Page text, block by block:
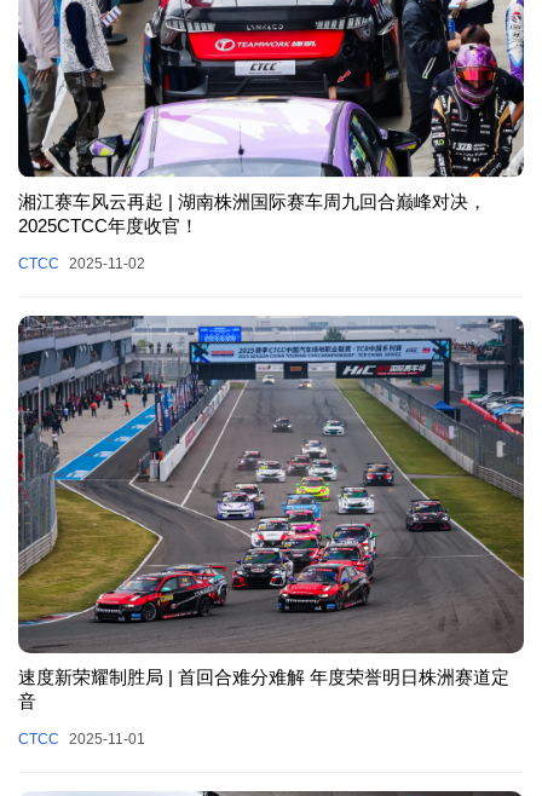
湘江赛车风云再起 | 湖南株洲国际赛车周九回合巅峰对决，
2025CTCC年度收官！
CTCC 2025-11-02
速度新荣耀制胜局 | 首回合难分难解 年度荣誉明日株洲赛道定
音
CTCC 2025-11-01